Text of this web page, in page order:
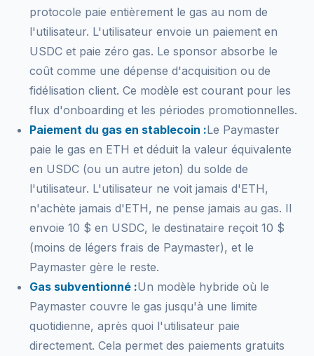
protocole paie entièrement le gas au nom de
l'utilisateur. L'utilisateur envoie un paiement en
USDC et paie zéro gas. Le sponsor absorbe le
coût comme une dépense d'acquisition ou de
fidélisation client. Ce modèle est courant pour les
flux d'onboarding et les périodes promotionnelles.
Paiement du gas en stablecoin :Le Paymaster
paie le gas en ETH et déduit la valeur équivalente
en USDC (ou un autre jeton) du solde de
l'utilisateur. L'utilisateur ne voit jamais d'ETH,
n'achète jamais d'ETH, ne pense jamais au gas. Il
envoie 10 $ en USDC, le destinataire reçoit 10 $
(moins de légers frais de Paymaster), et le
Paymaster gère le reste.
Gas subventionné :Un modèle hybride où le
Paymaster couvre le gas jusqu'à une limite
quotidienne, après quoi l'utilisateur paie
directement. Cela permet des paiements gratuits